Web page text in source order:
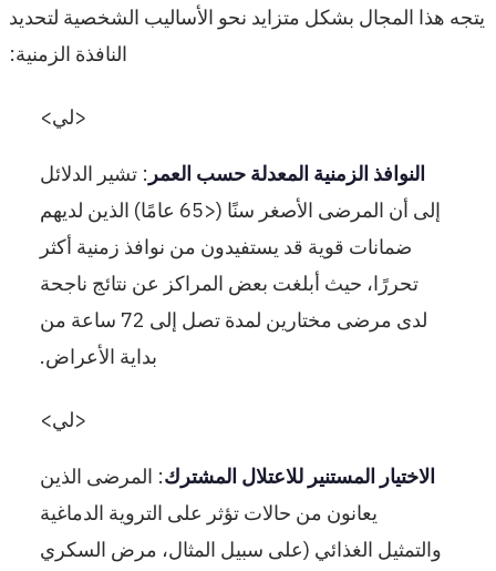
يتجه هذا المجال بشكل متزايد نحو الأساليب الشخصية لتحديد
النافذة الزمنية:
<لي>
النوافذ الزمنية المعدلة حسب العمر : تشير الدلائل
إلى أن المرضى الأصغر سنًا (<65 عامًا) الذين لديهم
ضمانات قوية قد يستفيدون من نوافذ زمنية أكثر
تحررًا، حيث أبلغت بعض المراكز عن نتائج ناجحة
لدى مرضى مختارين لمدة تصل إلى 72 ساعة من
بداية الأعراض.
<لي>
الاختيار المستنير للاعتلال المشترك: المرضى الذين
يعانون من حالات تؤثر على التروية الدماغية
والتمثيل الغذائي (على سبيل المثال، مرض السكري